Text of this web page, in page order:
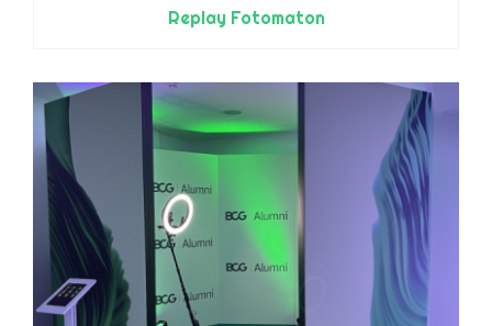
Replay Fotomaton